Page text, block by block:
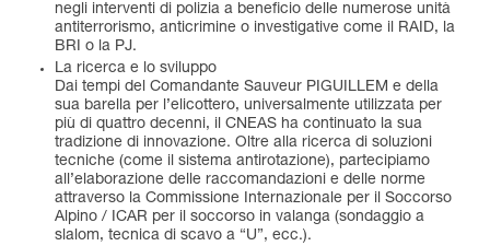
negli interventi di polizia a beneficio delle numerose unità
antiterrorismo, anticrimine o investigative come il RAID, la
BRI o la PJ.
La ricerca e lo sviluppo
Dai tempi del Comandante Sauveur PIGUILLEM e della
sua barella per l’elicottero, universalmente utilizzata per
più di quattro decenni, il CNEAS ha continuato la sua
tradizione di innovazione. Oltre alla ricerca di soluzioni
tecniche (come il sistema antirotazione), partecipiamo
all’elaborazione delle raccomandazioni e delle norme
attraverso la Commissione Internazionale per il Soccorso
Alpino / ICAR per il soccorso in valanga (sondaggio a
slalom, tecnica di scavo a “U”, ecc.).